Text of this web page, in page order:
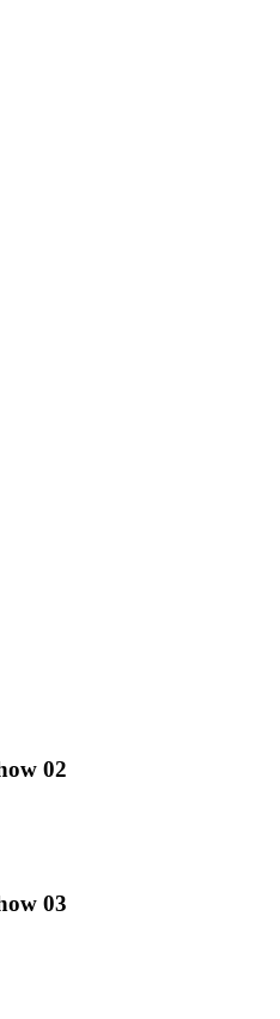
02
03